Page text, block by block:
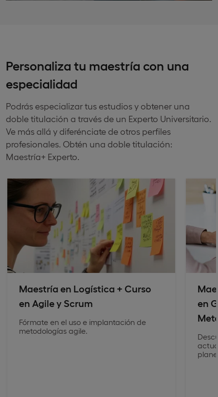
Personaliza tu maestría con una
especialidad
Podrás especializar tus estudios y obtener una
doble titulación a través de un Experto Universitario.
Ve más allá y diferénciate de otros perfiles
profesionales. Obtén una doble titulación:
Maestría+ Experto.
Maestría en Logística + Curso
en Agile y Scrum
Fórmate en el uso e implantación de
metodologías agile.
en